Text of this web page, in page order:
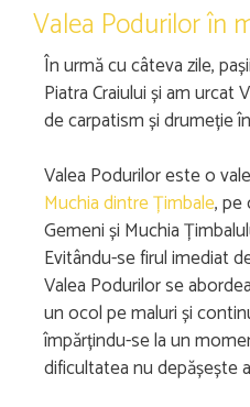
Valea Podurilor în
În urmă cu câteva zile,
Piatra Craiului și am urcat
de carpatism și drumeție
Valea Podurilor este o
Muchia dintre Țimbale, pe
Gemeni și Muchia
Evitându-se firul imediat
Valea Podurilor se
un ocol pe maluri și
împărțindu-se la un
dificultatea nu depășește